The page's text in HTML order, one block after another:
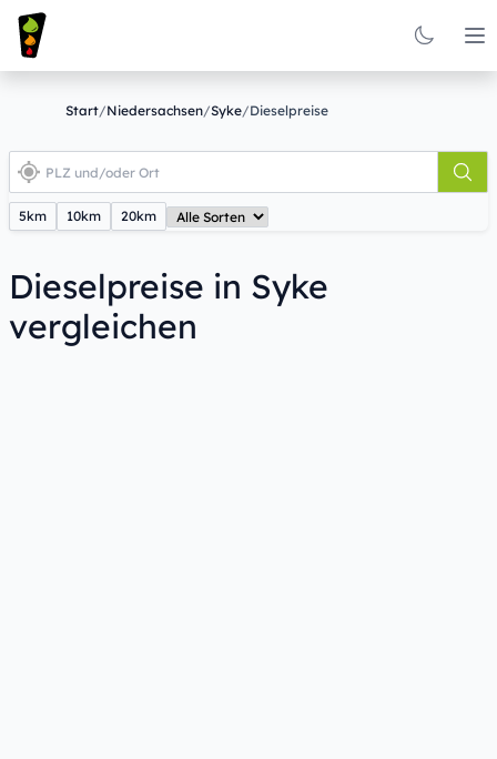
Start/Niedersachsen/Syke/Dieselpreise
5km 10km 20km
Dieselpreise in Syke
vergleichen